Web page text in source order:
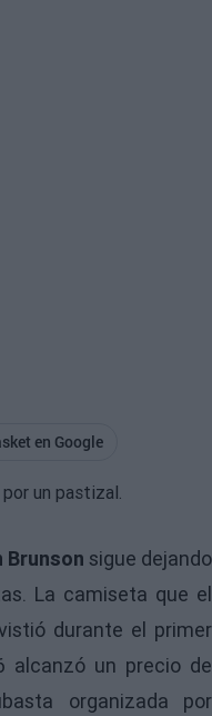
en Google
Brunson sigue dejando
La camiseta que el
durante el primer
alcanzó un precio de
organizada por